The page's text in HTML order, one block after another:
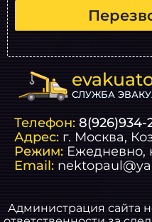
СЛУЖБА
Телефон: 8(926)934-
Адрес: г. Москва,
Режим: Ежедневно,
Email:
Администрация сайта